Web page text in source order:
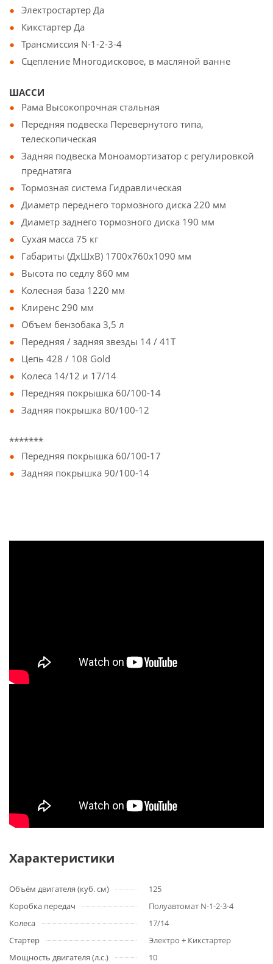
Электростартер Да
Кикстартер Да
Трансмиссия N-1-2-3-4
Сцепление Многодисковое, в масляной ванне
ШАССИ
Рама Высокопрочная стальная
Передняя подвеска Перевернутого типа,
телескопическая
Задняя подвеска Моноамортизатор с регулировкой
преднатяга
Тормозная система Гидравлическая
Диаметр переднего тормозного диска 220 мм
Диаметр заднего тормозного диска 190 мм
Сухая масса 75 кг
Габариты (ДхШхВ) 1700х760х1090 мм
Высота по седлу 860 мм
Колесная база 1220 мм
Клиренс 290 мм
Объем бензобака 3,5 л
Передняя / задняя звезды 14 / 41T
Цепь 428 / 108 Gold
Колеса 14/12 и 17/14
Передняя покрышка 60/100-14
Задняя покрышка 80/100-12
*******
Передняя покрышка 60/100-17
Задняя покрышка 90/100-14
Характеристики
Объём двигателя (куб. см)
125
Коробка передач
Полуавтомат N-1-2-3-4
Колеса
17/14
Стартер
Электро + Кикстартер
Мощность двигателя (л.с.)
10